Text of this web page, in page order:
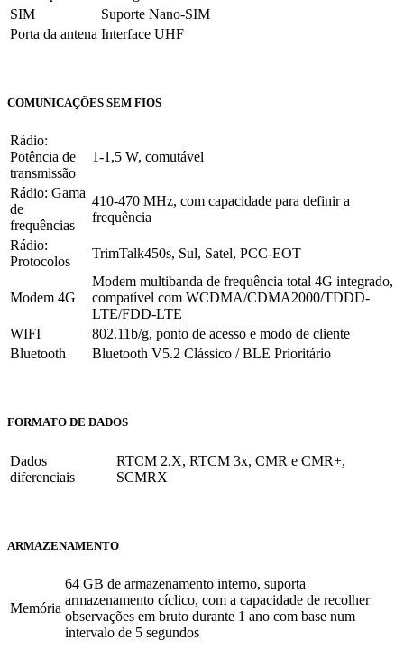
SIM
Suporte Nano-SIM
Porta da antena Interface UHF
COMUNICAÇÕES SEM FIOS
Rádio:
Potência de
transmissão
1-1,5 W, comutável
Rádio: Gama
de
frequências
410-470 MHz, com capacidade para definir a
frequência
Rádio:
Protocolos
TrimTalk450s, Sul, Satel, PCC-EOT
Modem 4G
Modem multibanda de frequência total 4G integrado,
compatível com WCDMA/CDMA2000/TDDD-
LTE/FDD-LTE
WIFI
802.11b/g, ponto de acesso e modo de cliente
Bluetooth
Bluetooth V5.2 Clássico / BLE Prioritário
FORMATO DE DADOS
Dados
diferenciais
RTCM 2.X, RTCM 3x, CMR e CMR+,
SCMRX
ARMAZENAMENTO
Memória
64 GB de armazenamento interno, suporta
armazenamento cíclico, com a capacidade de recolher
observações em bruto durante 1 ano com base num
intervalo de 5 segundos